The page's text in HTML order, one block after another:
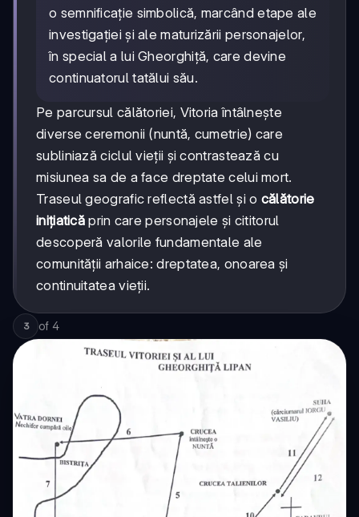
o semnificație simbolică, marcând etape ale
investigației și ale maturizării personajelor,
în special a lui Gheorghiță, care devine
continuatorul tatălui său.
Pe parcursul călătoriei, Vitoria întâlnește
diverse ceremonii (nuntă, cumetrie) care
subliniază ciclul vieții și contrastează cu
misiunea sa de a face dreptate celui mort.
Traseul geografic reflectă astfel și o călătorie
inițiatică prin care personajele și cititorul
descoperă valorile fundamentale ale
comunității arhaice: dreptatea, onoarea și
continuitatea vieții.
3 of 4